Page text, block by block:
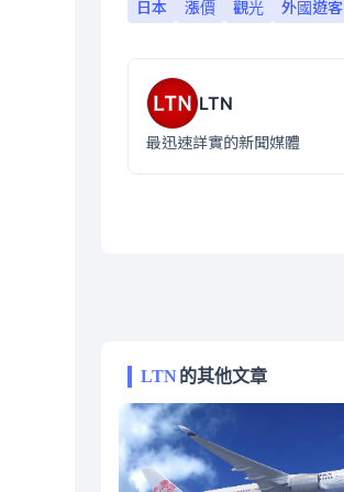
日本 漲價 觀光 外國遊客
LTN
最迅速詳實的新聞媒體
LTN的其他文章